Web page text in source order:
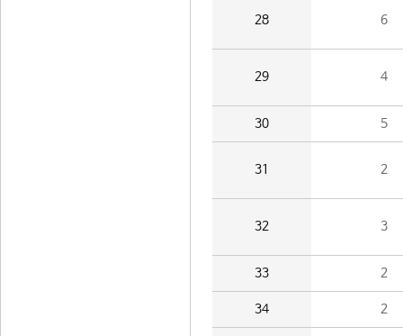
28 6
29 4
30 5
31 2
32 3
33 2
34 2